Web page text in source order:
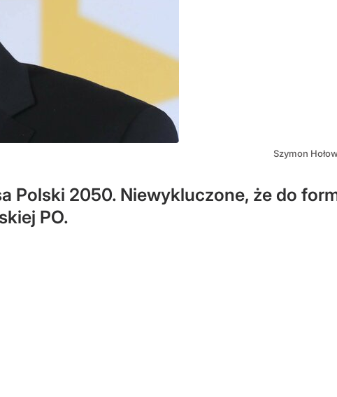
Szymon
Polski 2050. Niewykluczone, że do
PO.